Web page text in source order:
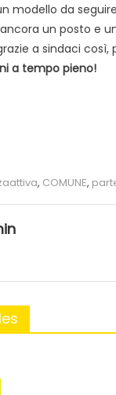
modello da
un posto e
a sindaci
a tempo pieno!
, COMUNE,